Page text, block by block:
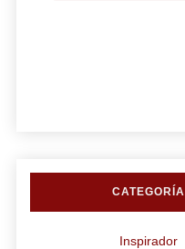
CATEGORÍA
Inspirador